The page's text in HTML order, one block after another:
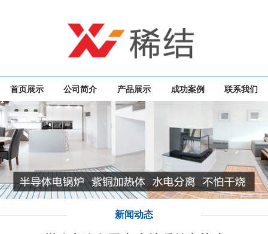
首页展示 公司简介 产品展示 成功案例 联系我们
新闻动态